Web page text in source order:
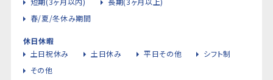
春/夏/冬休み期間
休日休暇
土日祝休み
土日休み 平日その他
シフト制
その他